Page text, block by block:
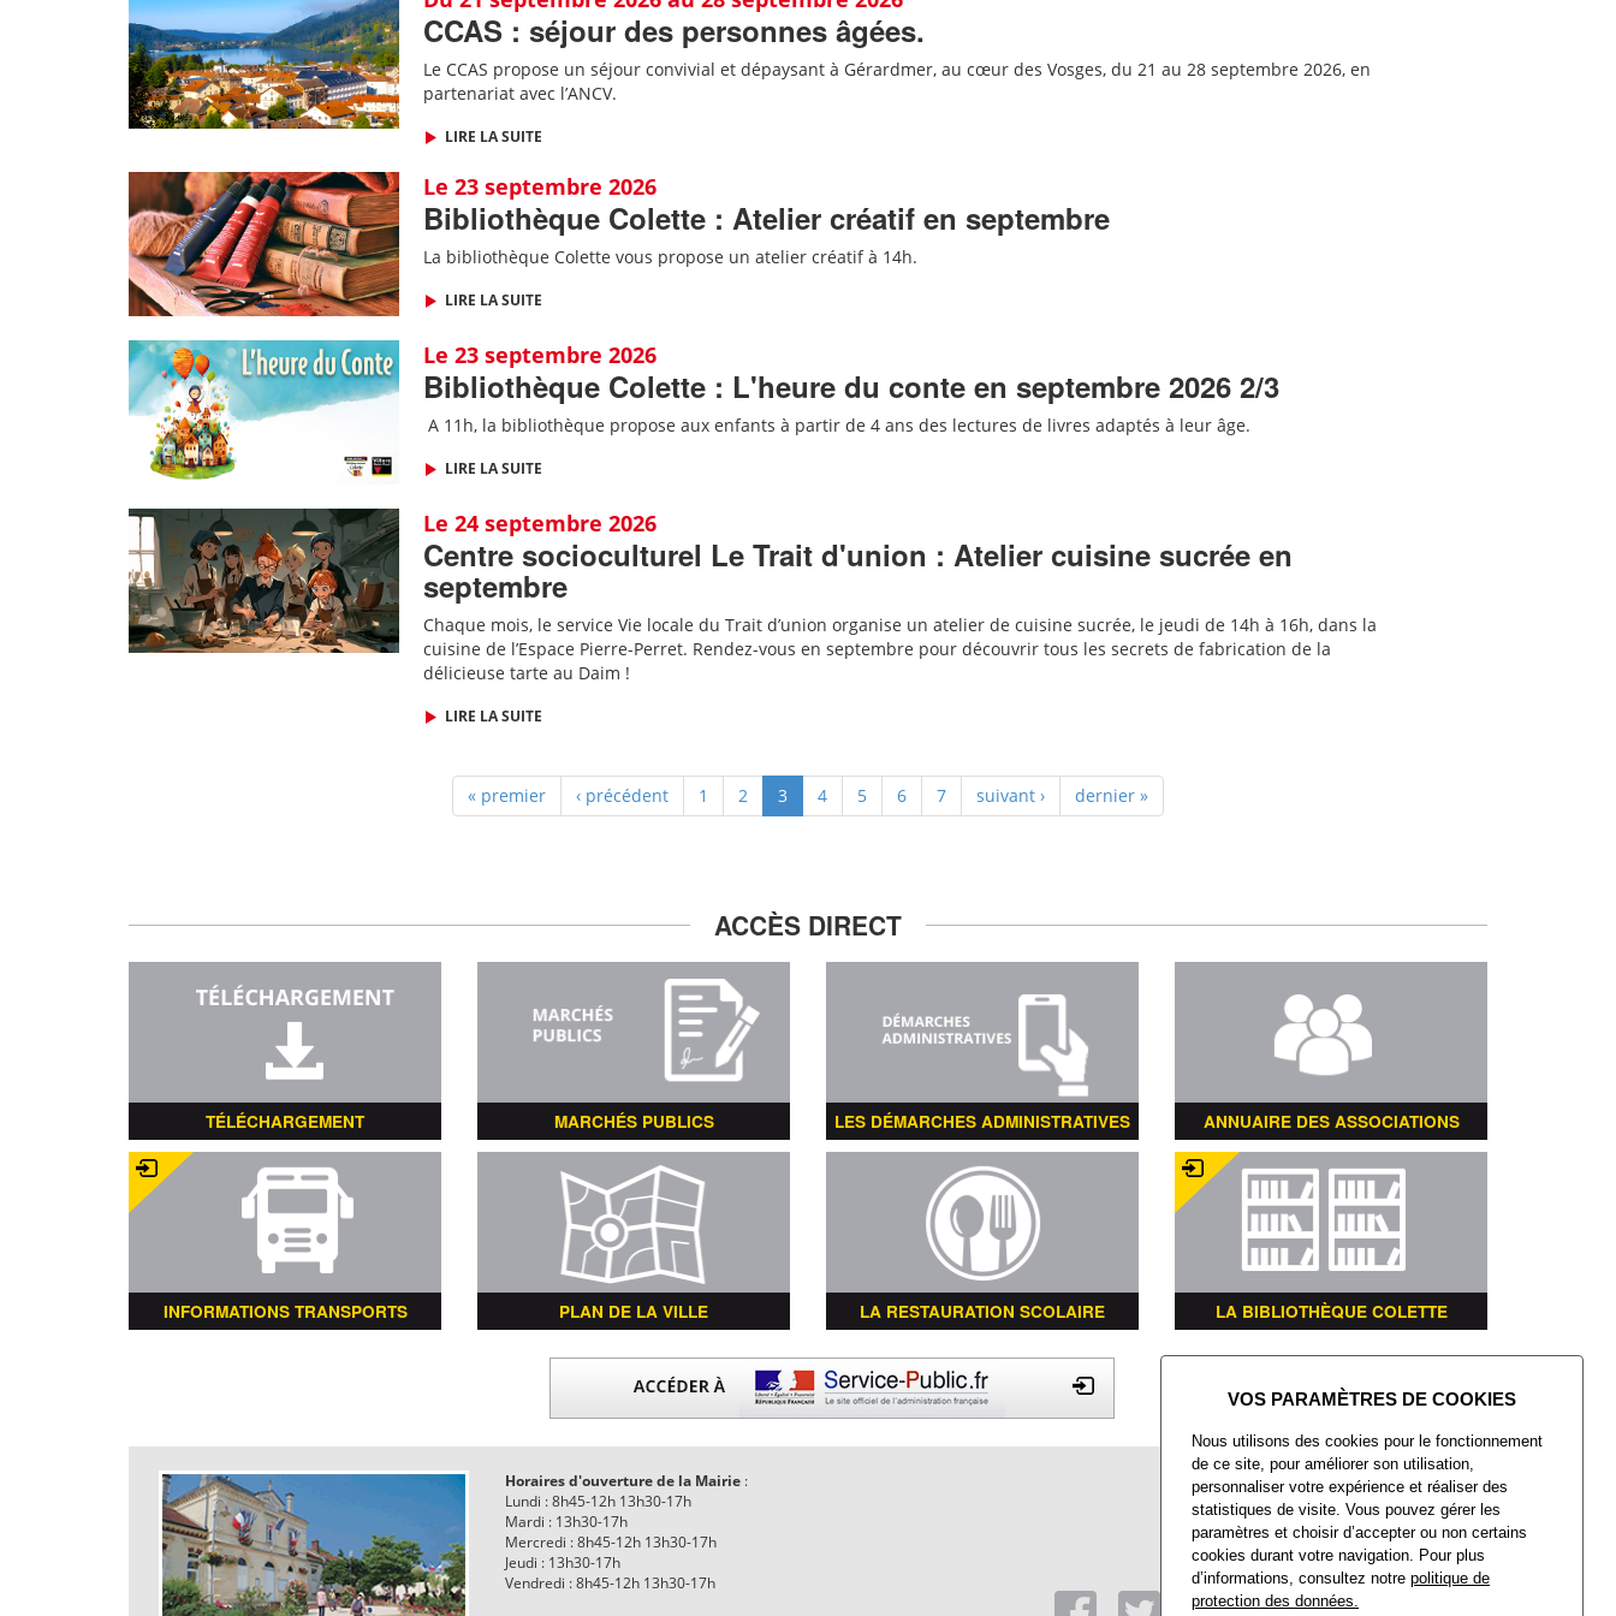
CCAS : séjour des personnes âgées.
Le CCAS propose un séjour convivial et dépaysant à Gérardmer, au cœur des Vosges, du 21 au 28 septembre 2026, en
partenariat avec l’ANCV.
LIRE LA SUITE
Le 23 septembre 2026
Bibliothèque Colette : Atelier créatif en septembre
La bibliothèque Colette vous propose un atelier créatif à 14h.
LIRE LA SUITE
Le 23 septembre 2026
Bibliothèque Colette : L'heure du conte en septembre 2026 2/3
A 11h, la bibliothèque propose aux enfants à partir de 4 ans des lectures de livres adaptés à leur âge.
LIRE LA SUITE
Le 24 septembre 2026
Centre socioculturel Le Trait d'union : Atelier cuisine sucrée en
septembre
Chaque mois, le service Vie locale du Trait d’union organise un atelier de cuisine sucrée, le jeudi de 14h à 16h, dans la
cuisine de l’Espace Pierre-Perret. Rendez-vous en septembre pour découvrir tous les secrets de fabrication de la
délicieuse tarte au Daim !
LIRE LA SUITE
« premier ‹ précédent 1 2 3 4 5 6 7 suivant › dernier »
ACCÈS DIRECT
TÉLÉCHARGEMENT MARCHÉS PUBLICS LES DÉMARCHES ADMINISTRATIVES ANNUAIRE DES ASSOCIATIONS
INFORMATIONS TRANSPORTS PLAN DE LA VILLE LA RESTAURATION SCOLAIRE LA BIBLIOTHÈQUE COLETTE
Horaires d'ouverture de la Mairie:
Lundi : 8h45-12h 13h30-17h
Mardi : 13h30-17h
Mercredi : 8h45-12h 13h30-17h
Jeudi : 13h30-17h
Vendredi : 8h45-12h 13h30-17h
Mairie de Villers-Saint-Paul
Place François Mitterrand
Villers-Saint-Paul
60872 Rieux CEDEX
Tél : 03 44 74 48 40
Fax : 03 44 74 48 41
Nous utilisons des cookies pour le fonctionnement
de ce site, pour améliorer son utilisation,
personnaliser votre expérience et réaliser des
statistiques de visite. Vous pouvez gérer les
paramètres et choisir d’accepter ou non certains
cookies durant votre navigation. Pour plus
d’informations, consultez notrepolitique de
protection des données.